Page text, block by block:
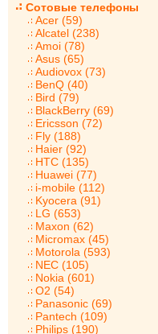
Сотовые телефоны
Acer (59)
Alcatel (238)
Amoi (78)
Asus (65)
Audiovox (73)
BenQ (40)
Bird (79)
BlackBerry (69)
Ericsson (72)
Fly (188)
Haier (92)
HTC (135)
Huawei (77)
i-mobile (112)
Kyocera (91)
LG (653)
Maxon (62)
Micromax (45)
Motorola (593)
NEC (105)
Nokia (601)
O2 (54)
Panasonic (69)
Pantech (109)
Philips (190)